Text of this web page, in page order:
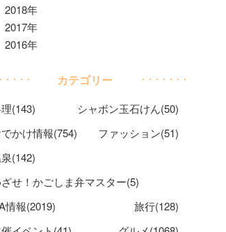
2018年
2017年
2016年
カテゴリー
(143)
シャボン玉石けん(50)
かけ情報(754)
ファッション(51)
(142)
せ！かごしま弁マスター(5)
情報(2019)
旅行(128)